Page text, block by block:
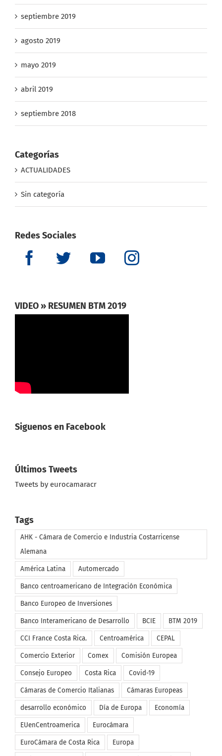
septiembre 2019
agosto 2019
mayo 2019
abril 2019
septiembre 2018
Categorías
ACTUALIDADES
Sin categoría
Redes Sociales
VIDEO » RESUMEN BTM 2019
Siguenos en Facebook
Últimos Tweets
Tweets by eurocamaracr
Tags
AHK - Cámara de Comercio e Industria Costarricense
Alemana
América Latina Automercado
Banco centroamericano de Integración Económica
Banco Europeo de Inversiones
Banco Interamericano de Desarrollo BCIE BTM 2019
CCI France Costa Rica. Centroamérica CEPAL
Comercio Exterior Comex Comisión Europea
Consejo Europeo Costa Rica Covid-19
Cámaras de Comercio Italianas Cámaras Europeas
desarrollo económico Día de Europa Economía
EUenCentroamerica Eurocámara
EuroCámara de Costa Rica Europa